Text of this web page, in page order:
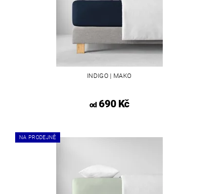
INDIGO | MAKO
od690 Kč
NA PRODEJNĚ